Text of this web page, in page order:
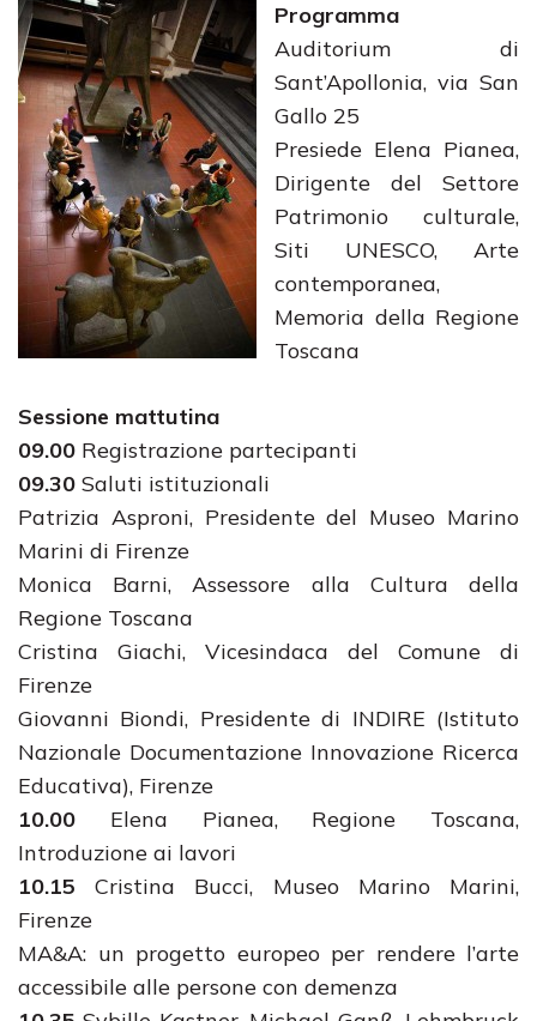
Programma
Auditorium di
Sant’Apollonia, via San
Gallo 25
Presiede Elena Pianea,
Dirigente del Settore
Patrimonio culturale,
Siti UNESCO, Arte
contemporanea,
Memoria della Regione
Toscana
Sessione mattutina
09.00 Registrazione partecipanti
09.30 Saluti istituzionali
Patrizia Asproni, Presidente del Museo Marino
Marini di Firenze
Monica Barni, Assessore alla Cultura della
Regione Toscana
Cristina Giachi, Vicesindaca del Comune di
Firenze
Giovanni Biondi, Presidente di INDIRE (Istituto
Nazionale Documentazione Innovazione Ricerca
Educativa), Firenze
10.00 Elena Pianea, Regione Toscana,
Introduzione ai lavori
10.15 Cristina Bucci, Museo Marino Marini,
Firenze
MA&A: un progetto europeo per rendere l’arte
accessibile alle persone con demenza